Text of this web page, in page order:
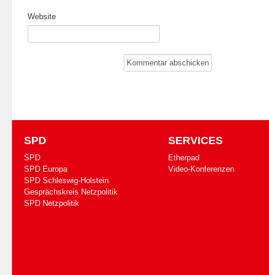
Website
SPD
SPD
SPD Europa
SPD Schleswig-Holstein
Gesprächskreis Netzpolitik
SPD Netzpolitik
SERVICES
Etherpad
Video-Konferenzen